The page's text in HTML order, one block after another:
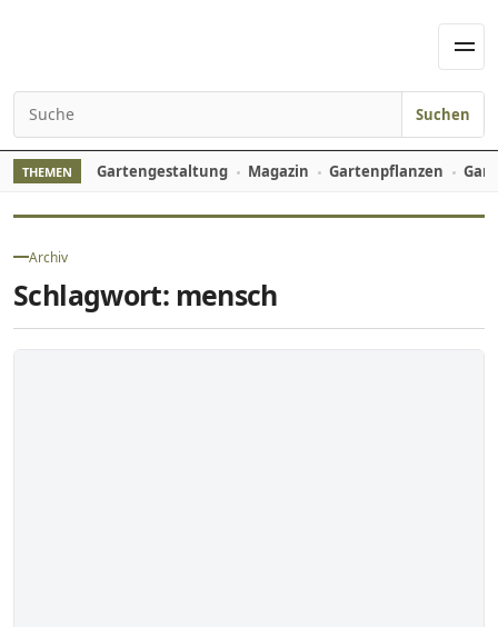
Search for:
Suchen
THEMEN Gartengestaltung Magazin Gartenpflanzen
Archiv
Schlagwort: mensch